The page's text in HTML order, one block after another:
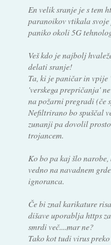
En velik sranje je s tem
paranoikov vtikala svoje
paniko okoli 5G
Veš kdo je najbolj
delati sranje!
Ta, ki je paničar in
'verskega prepričanja'
na požarni pregradi (če
Nefiltrirano bo spuščal
zunanji pa dovolil
trojancem.
Ko bo pa kaj šlo narobe,
vedno na navadnem
ignoranca.
Če bi znal karikature
dišave uporablja https
smrdi več....mar ne?
Tako kot tudi virus